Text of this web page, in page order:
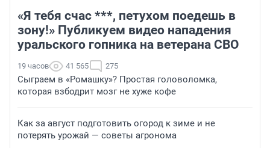
«Я тебя счас ***, петухом поедешь в
зону!» Публикуем видео нападения
уральского гопника на ветерана СВО
19 часов 41 565 275
Сыграем в «Ромашку»? Простая головоломка,
которая взбодрит мозг не хуже кофе
Как за август подготовить огород к зиме и не
потерять урожай — советы агронома